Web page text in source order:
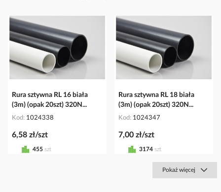
Rura sztywna RL 16 biała
(3m) (opak 20szt) 320N...
Kod 1024338
6,58 zł/szt
455 szt
Rura sztywna RL 18 biała
(3m) (opak 20szt) 320N...
Kod 1024347
7,00 zł/szt
3174 szt
Pokaż więcej